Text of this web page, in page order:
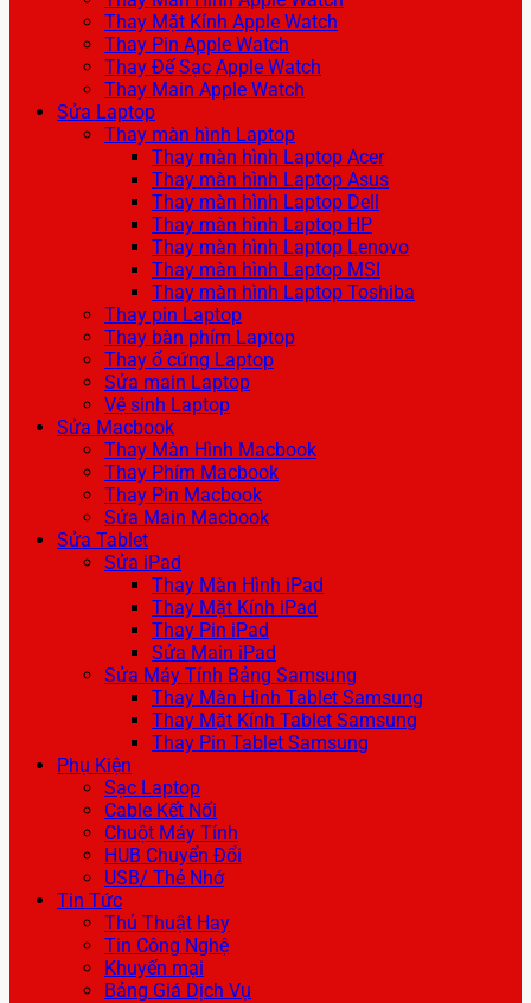
Thay Mặt Kính Apple Watch
Thay Pin Apple Watch
Thay Đế Sạc Apple Watch
Thay Main Apple Watch
Sửa Laptop
Thay màn hình Laptop
Thay màn hình Laptop Acer
Thay màn hình Laptop Asus
Thay màn hình Laptop Dell
Thay màn hình Laptop HP
Thay màn hình Laptop Lenovo
Thay màn hình Laptop MSI
Thay màn hình Laptop Toshiba
Thay pin Laptop
Thay bàn phím Laptop
Thay ổ cứng Laptop
Sửa main Laptop
Vệ sinh Laptop
Sửa Macbook
Thay Màn Hình Macbook
Thay Phím Macbook
Thay Pin Macbook
Sửa Main Macbook
Sửa Tablet
Sửa iPad
Thay Màn Hình iPad
Thay Mặt Kính iPad
Thay Pin iPad
Sửa Main iPad
Sửa Máy Tính Bảng Samsung
Thay Màn Hình Tablet Samsung
Thay Mặt Kính Tablet Samsung
Thay Pin Tablet Samsung
Phụ Kiện
Sạc Laptop
Cable Kết Nối
Chuột Máy Tính
HUB Chuyển Đổi
USB/ Thẻ Nhớ
Tin Tức
Thủ Thuật Hay
Tin Công Nghệ
Khuyến mại
Bảng Giá Dịch Vụ